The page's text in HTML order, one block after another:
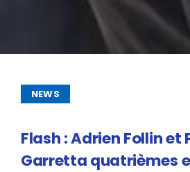
NEWS
Flash : Adrien Follin et
Garretta quatrièmes